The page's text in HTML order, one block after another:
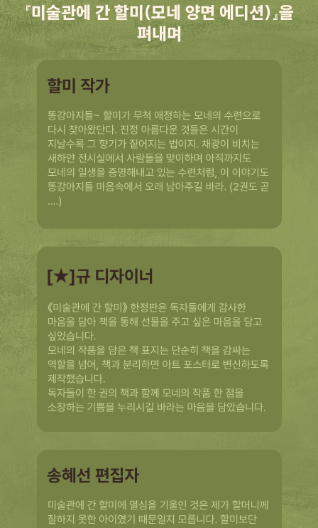
『미술관에 간 할미(모네 양면 에디션)』을
펴내며